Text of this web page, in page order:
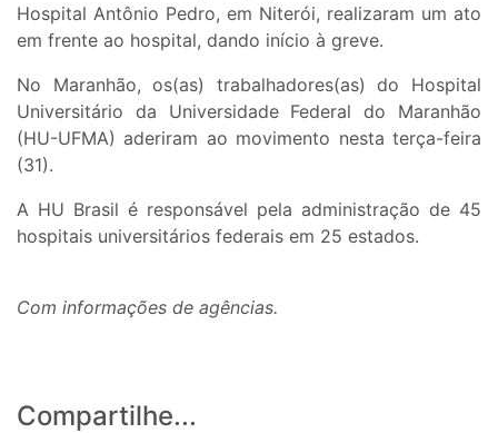
Hospital Antônio Pedro, em Niterói, realizaram um ato
em frente ao hospital, dando início à greve.
No Maranhão, os(as) trabalhadores(as) do Hospital
Universitário da Universidade Federal do Maranhão
(HU-UFMA) aderiram ao movimento nesta terça-feira
(31).
A HU Brasil é responsável pela administração de 45
hospitais universitários federais em 25 estados.
Com informações de agências.
Compartilhe...